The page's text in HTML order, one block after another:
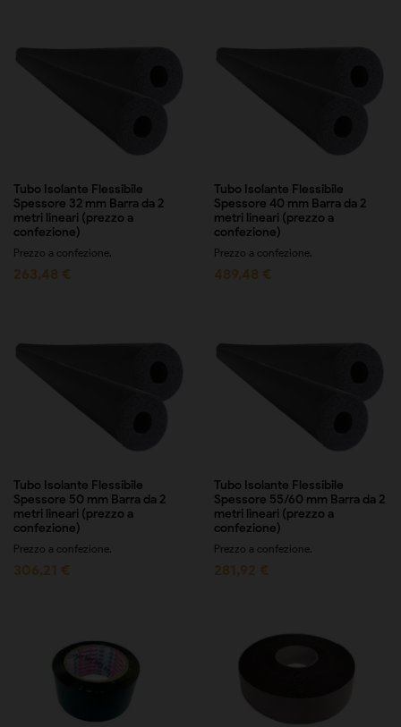
Tubo Isolante Flessibile
Spessore 32 mm Barra da 2
metri lineari (prezzo a
confezione)
Prezzo a confezione.
263,48 €
Tubo Isolante Flessibile
Spessore 40 mm Barra da 2
metri lineari (prezzo a
confezione)
Prezzo a confezione.
489,48 €
Tubo Isolante Flessibile
Spessore 50 mm Barra da 2
metri lineari (prezzo a
confezione)
Prezzo a confezione.
306,21 €
Tubo Isolante Flessibile
Spessore 55/60 mm Barra da 2
metri lineari (prezzo a
confezione)
Prezzo a confezione.
281,92 €